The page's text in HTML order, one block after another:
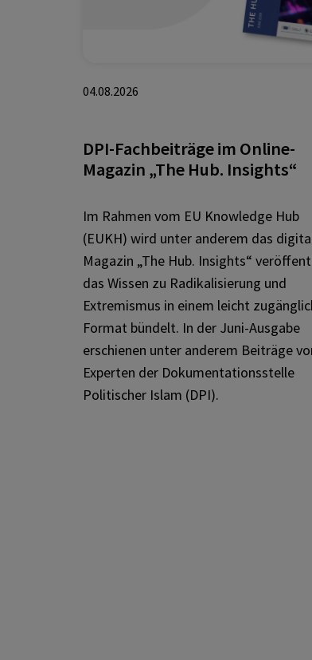
04.08.2026
DPI-Fachbeiträge im Online-
Magazin „The Hub. Insights“
Im Rahmen vom EU Knowledge Hub
(EUKH) wird unter anderem das
Magazin „The Hub. Insights“
das Wissen zu Radikalisierung und
Extremismus in einem leicht
Format bündelt. In der Juni-Ausgabe
erschienen unter anderem Beiträge
Experten der Dokumentationsstelle
Politischer Islam (DPI).